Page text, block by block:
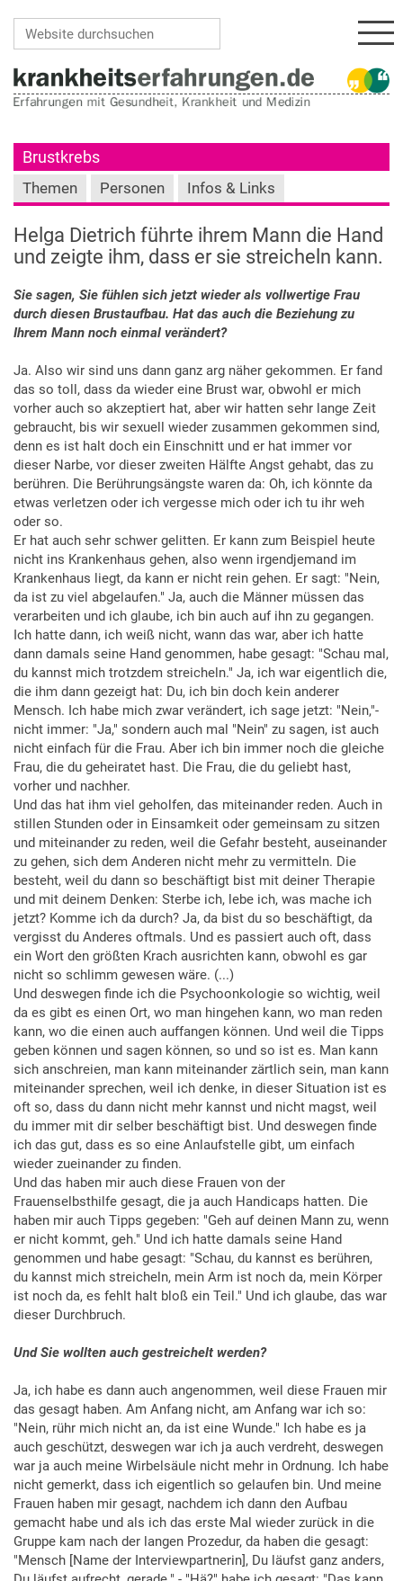
Brustkrebs
Themen Personen Infos & Links
Helga Dietrich führte ihrem Mann die Hand
und zeigte ihm, dass er sie streicheln kann.
Sie sagen, Sie fühlen sich jetzt wieder als vollwertige Frau
durch diesen Brustaufbau. Hat das auch die Beziehung zu
Ihrem Mann noch einmal verändert?
Ja. Also wir sind uns dann ganz arg näher gekommen. Er fand
das so toll, dass da wieder eine Brust war, obwohl er mich
vorher auch so akzeptiert hat, aber wir hatten sehr lange Zeit
gebraucht, bis wir sexuell wieder zusammen gekommen sind,
denn es ist halt doch ein Einschnitt und er hat immer vor
dieser Narbe, vor dieser zweiten Hälfte Angst gehabt, das zu
berühren. Die Berührungsängste waren da: Oh, ich könnte da
etwas verletzen oder ich vergesse mich oder ich tu ihr weh
oder so.
Er hat auch sehr schwer gelitten. Er kann zum Beispiel heute
nicht ins Krankenhaus gehen, also wenn irgendjemand im
Krankenhaus liegt, da kann er nicht rein gehen. Er sagt: "Nein,
da ist zu viel abgelaufen." Ja, auch die Männer müssen das
verarbeiten und ich glaube, ich bin auch auf ihn zu gegangen.
Ich hatte dann, ich weiß nicht, wann das war, aber ich hatte
dann damals seine Hand genommen, habe gesagt: "Schau mal,
du kannst mich trotzdem streicheln." Ja, ich war eigentlich die,
die ihm dann gezeigt hat: Du, ich bin doch kein anderer
Mensch. Ich habe mich zwar verändert, ich sage jetzt: "Nein,"-
nicht immer: "Ja," sondern auch mal "Nein" zu sagen, ist auch
nicht einfach für die Frau. Aber ich bin immer noch die gleiche
Frau, die du geheiratet hast. Die Frau, die du geliebt hast,
vorher und nachher.
Und das hat ihm viel geholfen, das miteinander reden. Auch in
stillen Stunden oder in Einsamkeit oder gemeinsam zu sitzen
und miteinander zu reden, weil die Gefahr besteht, auseinander
zu gehen, sich dem Anderen nicht mehr zu vermitteln. Die
besteht, weil du dann so beschäftigt bist mit deiner Therapie
und mit deinem Denken: Sterbe ich, lebe ich, was mache ich
jetzt? Komme ich da durch? Ja, da bist du so beschäftigt, da
vergisst du Anderes oftmals. Und es passiert auch oft, dass
ein Wort den größten Krach ausrichten kann, obwohl es gar
nicht so schlimm gewesen wäre. (...)
Und deswegen finde ich die Psychoonkologie so wichtig, weil
da es gibt es einen Ort, wo man hingehen kann, wo man reden
kann, wo die einen auch auffangen können. Und weil die Tipps
geben können und sagen können, so und so ist es. Man kann
sich anschreien, man kann miteinander zärtlich sein, man kann
miteinander sprechen, weil ich denke, in dieser Situation ist es
oft so, dass du dann nicht mehr kannst und nicht magst, weil
du immer mit dir selber beschäftigt bist. Und deswegen finde
ich das gut, dass es so eine Anlaufstelle gibt, um einfach
wieder zueinander zu finden.
Und das haben mir auch diese Frauen von der
Frauenselbsthilfe gesagt, die ja auch Handicaps hatten. Die
haben mir auch Tipps gegeben: "Geh auf deinen Mann zu, wenn
er nicht kommt, geh." Und ich hatte damals seine Hand
genommen und habe gesagt: "Schau, du kannst es berühren,
du kannst mich streicheln, mein Arm ist noch da, mein Körper
ist noch da, es fehlt halt bloß ein Teil." Und ich glaube, das war
dieser Durchbruch.
Und Sie wollten auch gestreichelt werden?
Ja, ich habe es dann auch angenommen, weil diese Frauen mir
das gesagt haben. Am Anfang nicht, am Anfang war ich so:
"Nein, rühr mich nicht an, da ist eine Wunde." Ich habe es ja
auch geschützt, deswegen war ich ja auch verdreht, deswegen
war ja auch meine Wirbelsäule nicht mehr in Ordnung. Ich habe
nicht gemerkt, dass ich eigentlich so gelaufen bin. Und meine
Frauen haben mir gesagt, nachdem ich dann den Aufbau
gemacht habe und als ich das erste Mal wieder zurück in die
Gruppe kam nach der langen Prozedur, da haben die gesagt:
"Mensch [Name der Interviewpartnerin], Du läufst ganz anders,